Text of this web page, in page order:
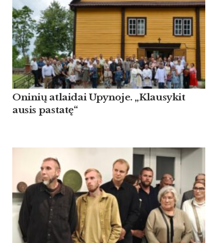
Oninių atlaidai Upynoje. „Klausykit
ausis pastatę“